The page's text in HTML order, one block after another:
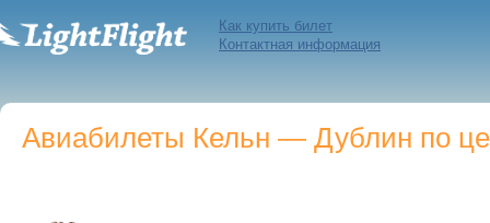
Как купить билет
Контактная информация
Авиабилеты Кельн — Дублин по